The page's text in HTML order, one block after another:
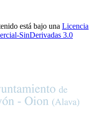
está bajo una Licencia
SinDerivadas 3.0